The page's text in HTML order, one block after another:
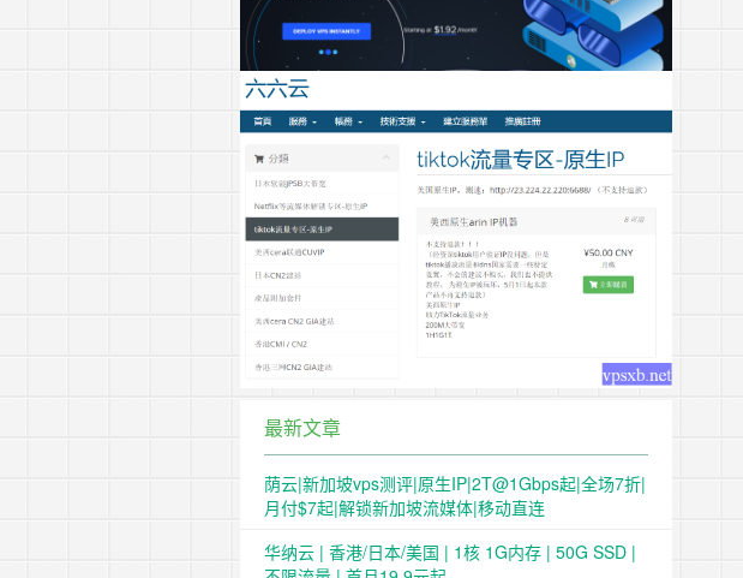
最新文章
荫云|新加坡vps测评|原生IP|2T@1Gbps起|全场7折|
月付$7起|解锁新加坡流媒体|移动直连
华纳云 | 香港/日本/美国 | 1核 1G内存 | 50G SSD |